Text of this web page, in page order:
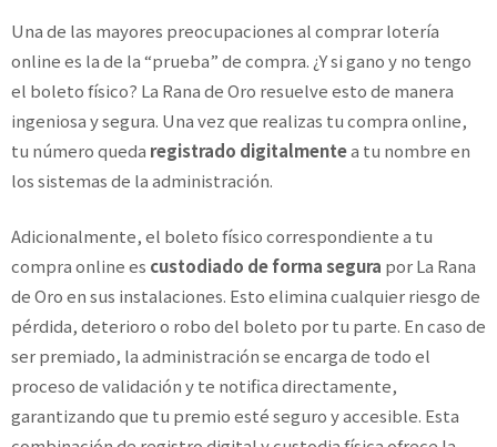
Una de las mayores preocupaciones al comprar lotería
online es la de la “prueba” de compra. ¿Y si gano y no tengo
el boleto físico? La Rana de Oro resuelve esto de manera
ingeniosa y segura. Una vez que realizas tu compra online,
tu número queda registrado digitalmentea tu nombre en
los sistemas de la administración.
Adicionalmente, el boleto físico correspondiente a tu
compra online es custodiado de forma segura por La Rana
de Oro en sus instalaciones. Esto elimina cualquier riesgo de
pérdida, deterioro o robo del boleto por tu parte. En caso de
ser premiado, la administración se encarga de todo el
proceso de validación y te notifica directamente,
garantizando que tu premio esté seguro y accesible. Esta